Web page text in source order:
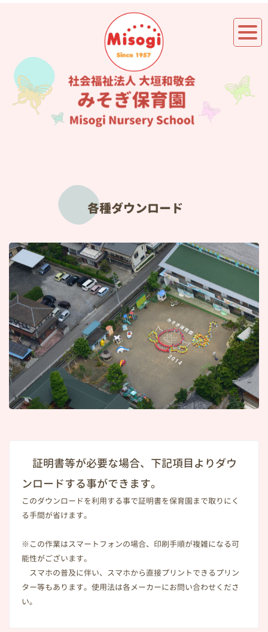
各種ダウンロード
証明書等が必要な場合、下記項目よりダウ
ンロードする事ができます。
このダウンロードを利用する事で証明書を保育園まで取りにく
る手間が省けます。
※この作業はスマートフォンの場合、印刷手順が複雑になる可
能性がございます。
スマホの普及に伴い、スマホから直接プリントできるプリン
ター等もあります。使用法は各メーカーにお問い合わせくださ
い。